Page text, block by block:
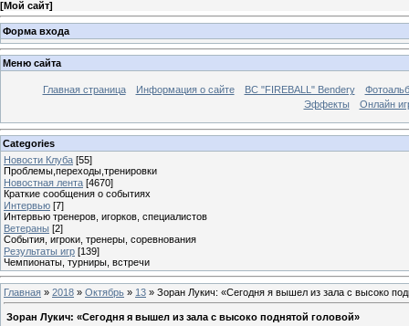
[Мой сайт]
Форма входа
Меню сайта
Главная страница Информация о сайте BC "FIREBALL" Bendery
Эффекты
Онлайн
Categories
Новости Клуба [55]
Проблемы,переходы,тренировки
Новостная лента [4670]
Краткие сообщения о событиях
Интервью [7]
Интервью тренеров, игорков, специалистов
Ветераны [2]
События, игроки, тренеры, соревнования
Результаты игр [139]
Чемпионаты, турниры, встречи
Главная » 2018 » Октябрь » 13 » Зоран Лукич: «Сегодня я вышел из зала с высоко
Зоран Лукич: «Сегодня я вышел из зала с высоко поднятой головой»